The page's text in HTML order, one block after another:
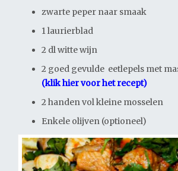
zwarte peper naar smaak
1 laurierblad
2 dl witte wijn
2 goed gevulde eetlepels met
(klik hier voor het recept)
2 handen vol kleine mosselen
Enkele olijven (optioneel)